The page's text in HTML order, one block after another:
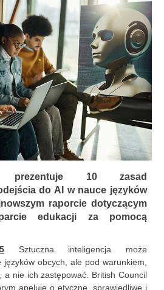
prezentuje 10 zasad
do AI w nauce języków
raporcie dotyczącym
edukacji za pomocą
Sztuczna inteligencja może
obcych, ale pod warunkiem,
a nie ich zastępować. British Council
apeluje o etyczne, sprawiedliwe i